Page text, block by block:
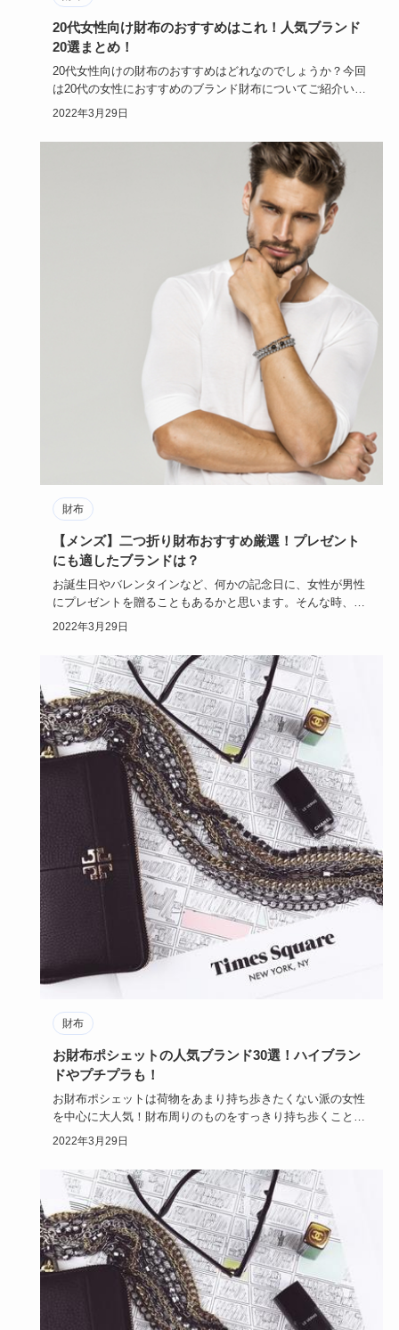
20代女性向け財布のおすすめはこれ！人気ブランド
20選まとめ！
20代女性向けの財布のおすすめはどれなのでしょうか？今回
は20代の女性におすすめのブランド財布についてご紹介いた
します。人…
2022年3月29日
財布
【メンズ】二つ折り財布おすすめ厳選！プレゼント
にも適したブランドは？
お誕生日やバレンタインなど、何かの記念日に、女性が男性
にプレゼントを贈ることもあるかと思います。そんな時、ぴ
ったりなのがメ…
2022年3月29日
財布
お財布ポシェットの人気ブランド30選！ハイブラン
ドやプチプラも！
お財布ポシェットは荷物をあまり持ち歩きたくない派の女性
を中心に大人気！財布周りのものをすっきり持ち歩くことが
できる上、とて…
2022年3月29日